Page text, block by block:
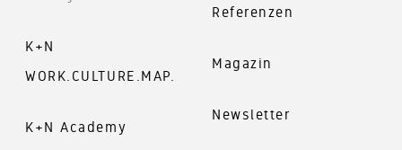
K+N
WORK.CULTURE.MAP.
K+N Academy
Referenzen
Magazin
Newsletter